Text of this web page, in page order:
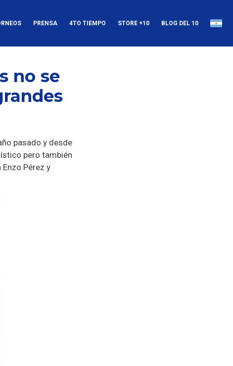
PRENSA 4TO TIEMPO STORE +10 BLOG DEL 10
no se
pasado y desde
pero también
Pérez y